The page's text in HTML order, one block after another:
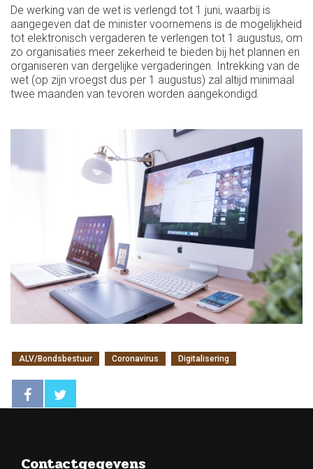
De werking van de wet is verlengd tot 1 juni, waarbij is
aangegeven dat de minister voornemens is de mogelijkheid
tot elektronisch vergaderen te verlengen tot 1 augustus, om
zo organisaties meer zekerheid te bieden bij het plannen en
organiseren van dergelijke vergaderingen. Intrekking van de
wet (op zijn vroegst dus per 1 augustus) zal altijd minimaal
twee maanden van tevoren worden aangekondigd.
ALV/Bondsbestuur Coronavirus Digitalisering
Contactgegevens